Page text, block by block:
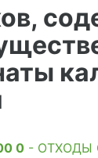
0 - ОТХОДЫ